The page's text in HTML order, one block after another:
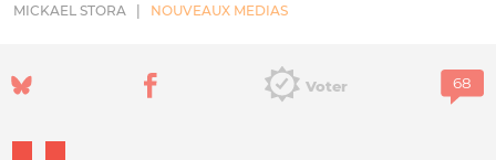
MICKAEL STORA
NOUVEAUX MEDIAS
Voter